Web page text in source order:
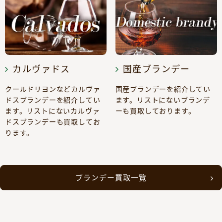
カルヴァドス
クールドリヨンなどカルヴァ
ドスブランデーを紹介してい
ます。リストにないカルヴァ
ドスブランデーも買取してお
ります。
国産ブランデー
国産ブランデーを紹介してい
ます。リストにないブランデ
ーも買取しております。
ブランデー買取一覧